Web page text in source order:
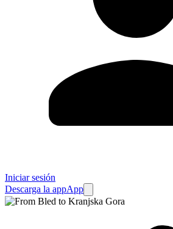
Iniciar sesión
Descarga la appApp